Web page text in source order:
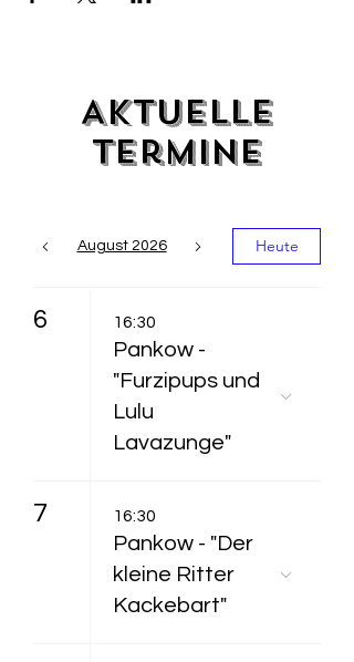
Aktuelle
Termine
August 2026 Heute
6 16:30
Pankow -
"Furzipups und
Lulu
Lavazunge"
7 16:30
Pankow - "Der
kleine Ritter
Kackebart"